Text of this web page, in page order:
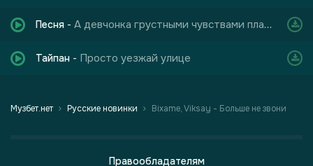
Песня - А девчонка грустными чувствами плакала
Тайпан - Просто уезжай улице
Музбет.нет Русские новинки Bixame, Viksay - Больше не звони
Правообладателям